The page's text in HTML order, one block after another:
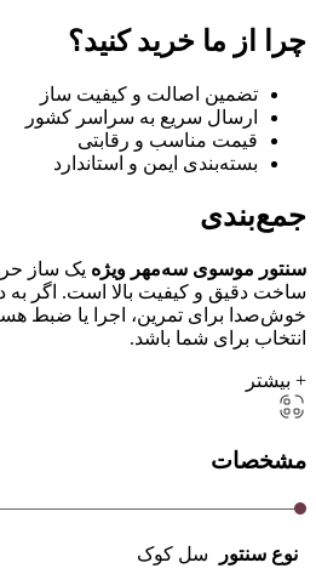
چرا از ما خرید کنید؟
تضمین اصالت و کیفیت ساز
ارسال سریع به سراسر کشور
قیمت مناسب و رقابتی
بسته‌بندی ایمن و استاندارد
جمع‌بندی
سنتور موسوی سه‌مهر ویژه یک ساز
ساخت دقیق و کیفیت بالا است. اگر به
خوش‌صدا برای تمرین، اجرا یا ضبط
انتخاب برای شما باشد.
+ بیشتر
مشخصات
نوع سنتور سل کوک